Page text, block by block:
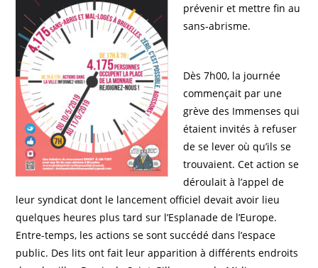
prévenir et mettre fin au
sans-abrisme.
Dès 7h00, la journée
commençait par une
grève des Immenses qui
étaient invités à refuser
de se lever où qu’ils se
trouvaient. Cet action se
déroulait à l’appel de
leur syndicat dont le lancement officiel devait avoir lieu
quelques heures plus tard sur l’Esplanade de l’Europe.
Entre-temps, les actions se sont succédé dans l’espace
public. Des lits ont fait leur apparition à différents endroits